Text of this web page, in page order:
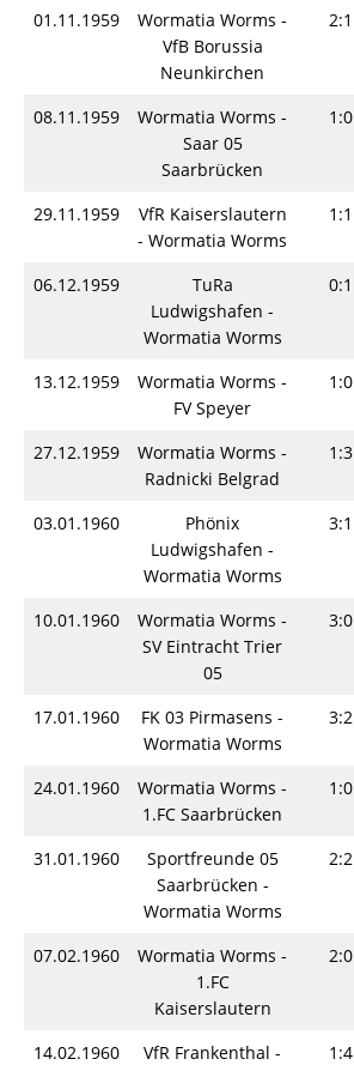
01.11.1959
Wormatia Worms -
VfB Borussia
Neunkirchen
2:1
08.11.1959
Wormatia Worms -
Saar 05
Saarbrücken
1:0
29.11.1959
VfR Kaiserslautern
- Wormatia Worms
1:1
06.12.1959
TuRa
Ludwigshafen -
Wormatia Worms
0:1
13.12.1959
Wormatia Worms -
FV Speyer
1:0
27.12.1959
Wormatia Worms -
Radnicki Belgrad
1:3
03.01.1960
Phönix
Ludwigshafen -
Wormatia Worms
3:1
10.01.1960
Wormatia Worms -
SV Eintracht Trier
05
3:0
17.01.1960
FK 03 Pirmasens -
Wormatia Worms
3:2
24.01.1960
Wormatia Worms -
1.FC Saarbrücken
1:0
31.01.1960
Sportfreunde 05
Saarbrücken -
Wormatia Worms
2:2
07.02.1960
Wormatia Worms -
1.FC
Kaiserslautern
2:0
14.02.1960
VfR Frankenthal -
1:4